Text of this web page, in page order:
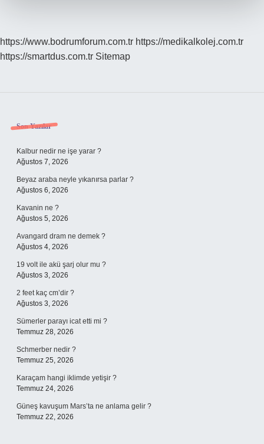
https://www.bodrumforum.com.tr https://medikalkolej.com.tr
https://smartdus.com.tr Sitemap
Sidebar
Son Yazılar
Kalbur nedir ne işe yarar ?
Ağustos 7, 2026
Beyaz araba neyle yıkanırsa parlar ?
Ağustos 6, 2026
Kavanin ne ?
Ağustos 5, 2026
Avangard dram ne demek ?
Ağustos 4, 2026
19 volt ile akü şarj olur mu ?
Ağustos 3, 2026
2 feet kaç cm’dir ?
Ağustos 3, 2026
Sümerler parayı icat etti mi ?
Temmuz 28, 2026
Schmerber nedir ?
Temmuz 25, 2026
Karaçam hangi iklimde yetişir ?
Temmuz 24, 2026
Güneş kavuşum Mars’ta ne anlama gelir ?
Temmuz 22, 2026